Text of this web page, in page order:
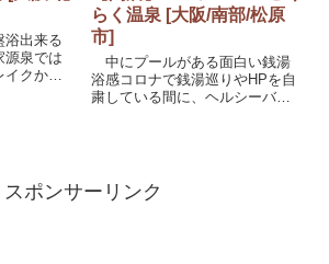
出来る
源泉では
クから
らく温泉 [大阪/南部/松原
市]
中にプールがある面白い銭湯
浴感コロナで銭湯巡りやHPを自
粛している間に、ヘルシーバス
閉鎖されており、中の浴槽の写
真は無くなって...
スポンサーリンク